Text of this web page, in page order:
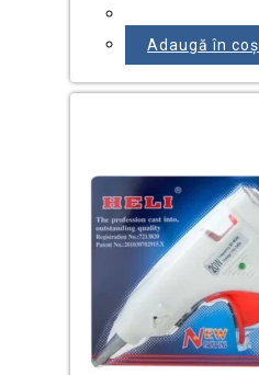
Adaugă în coș